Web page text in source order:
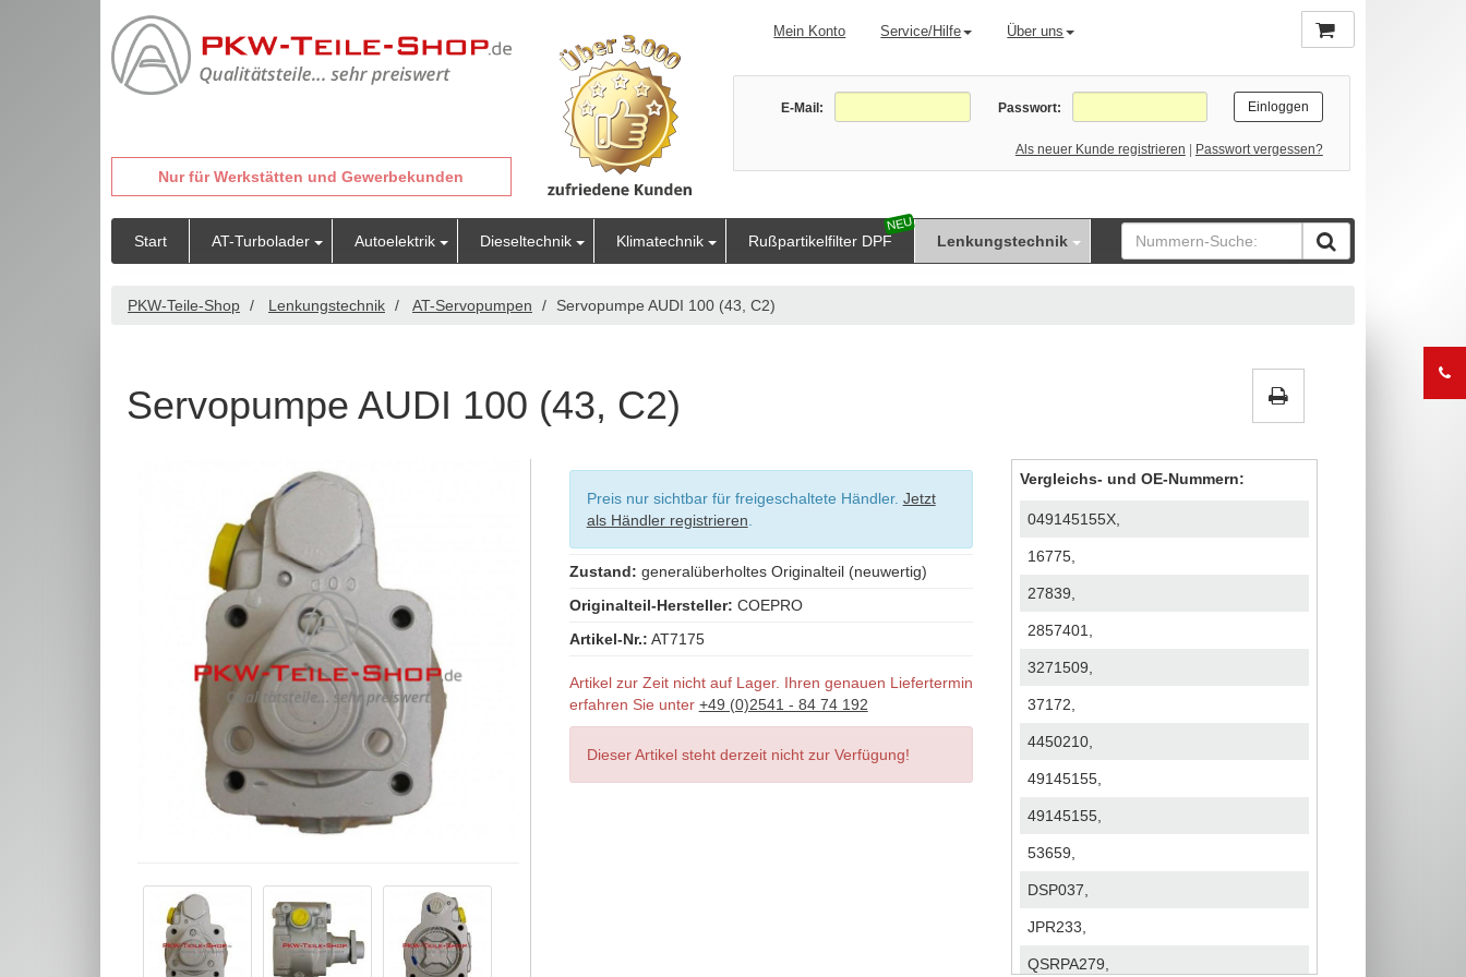
Nur für Werkstätten und Gewerbekunden
Mein Konto Service/Hilfe Über uns
E-Mail: Passwort:
Als neuer Kunde registrieren Passwort vergessen?
Start AT-Turbolader Autoelektrik Dieseltechnik Klimatechnik Rußpartikelfilter DPF Lenkungstechnik
PKW-Teile-Shop Lenkungstechnik AT-Servopumpen Servopumpe AUDI 100 (43, C2)
Servopumpe AUDI 100 (43, C2)
Preis nur sichtbar für freigeschaltete Händler. Jetzt
als Händler registrieren
Zustand: generalüberholtes Originalteil (neuwertig)
Originalteil-Hersteller: COEPRO
Artikel-Nr.: AT7175
Artikel zur Zeit nicht auf Lager. Ihren genauen Liefertermin
erfahren Sie unter +49 (0)2541 - 84 74 192
Dieser Artikel steht derzeit nicht zur Verfügung!
Vergleichs- und OE-Nummern:
049145155X,
16775,
27839,
2857401,
3271509,
37172,
4450210,
49145155,
49145155,
53659,
DSP037,
JPR233,
QSRPA279,